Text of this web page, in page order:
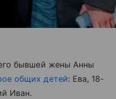
бывшей жены Анны
общих детей: Ева, 18-
Иван.